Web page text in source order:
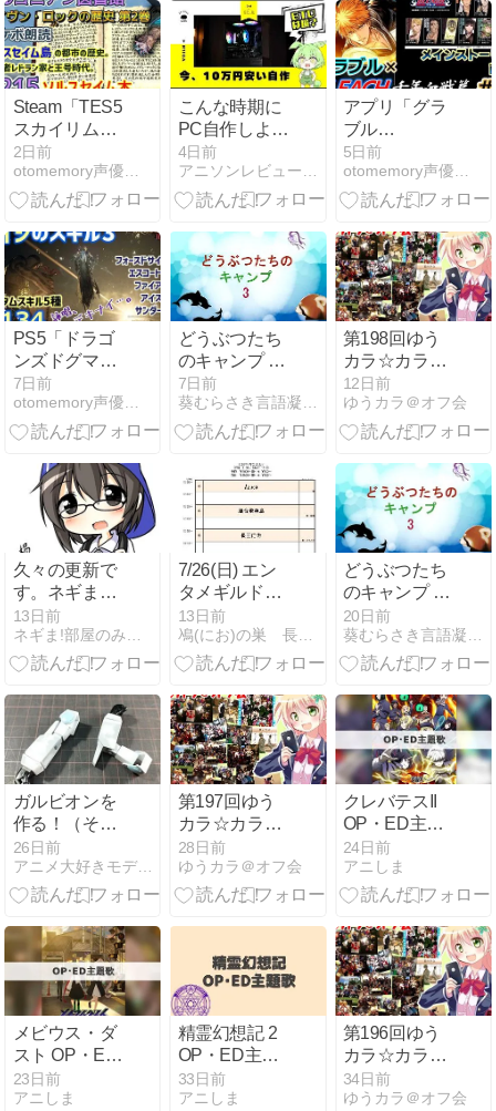
する
Steam「TES5：
スカイリム
SE/AE」攻
略・感想・ネ
タバレ！【ア
書館／レイヴ
ン・ロックの
歴史 第2巻】
215（字幕プ
レイ動画あ
り）
2日前
otomemory声優・アニメ・乙女ゲームまとめ
こんな時期に
PC自作しよう
としてるヤツ
ｗ
4日前
アニソンレビューとか
アプリ「グラ
ブル
×BLEACH 千
年血戦篇」の
字幕プレイ動
【#1～7】
5日前
otomemory声優・アニメ・乙女ゲームまとめ
PS5「ドラゴ
ンズドグマ
2」攻略・感
想・ネタバ
レ！【ゾンビ
を学ぶ・その
３】134（字
幕プレイ動画
あり）
7日前
otomemory声優・アニメ・乙女ゲームまとめ
どうぶつたち
のキャンプ 第
110話
7日前
葵むらさき言語凝塊展示室
第198回ゆう
カラ☆カラオ
ケオフ会で歌
った曲（抜
粋）
12日前
ゆうカラ＠オフ会
久々の更新で
す。ネギまほ
ラジオは！も
う２２年前
（笑）
13日前
7/26(日) エン
タメギルド
vol.136
13日前
鳰(にお)の巣 長田におのブログ
どうぶつたち
のキャンプ 第
109話
20日前
ガルビオンを
作る！（その
2）
26日前
アニメ大好きモデラーのスクラッチビルド研究室
第197回ゆう
カラ☆カラオ
ケオフ会で歌
った曲（抜
粋）
28日前
ゆうカラ＠オフ会
クレバテスII
OP・ED主題
歌【2026年夏
アニメ】
24日前
アニしま
メビウス・ダ
スト OP・ED
主題歌【2026
年夏アニメ】
23日前
アニしま
精霊幻想記 2
OP・ED主題
歌【2024年秋
アニメ】
33日前
アニしま
第196回ゆう
カラ☆カラオ
ケオフ会で歌
った曲（抜
34日前
ゆうカラ＠オフ会